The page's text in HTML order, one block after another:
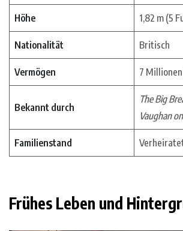
Höhe 1,82 m (5
Nationalität Britisch
Vermögen 7
Bekannt durch
The Big
Vaughan
Familienstand
Frühes Leben und